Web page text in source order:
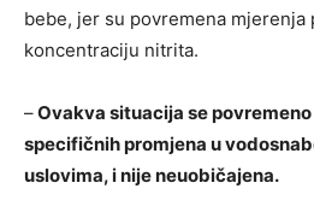
bebe, jer su povremena mjerenja
koncentraciju nitrita.
–Ovakva situacija se
specifičnih promjena u
uslovima, i nije neuobičajena.